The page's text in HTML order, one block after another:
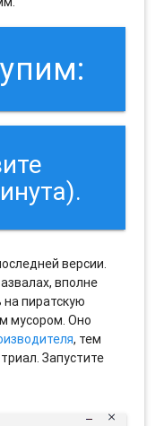
версии.
вполне
пиратскую
мусором. Оно
, тем
Запустите